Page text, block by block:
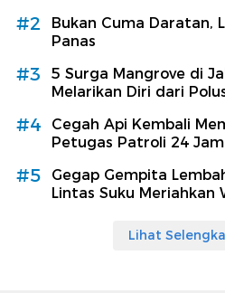
#2
Bukan Cuma Daratan,
Panas
#3
5 Surga Mangrove di
Melarikan Diri dari
#4
Cegah Api Kembali
Petugas Patroli 24
#5
Gegap Gempita
Lintas Suku Meriahkan
Lihat